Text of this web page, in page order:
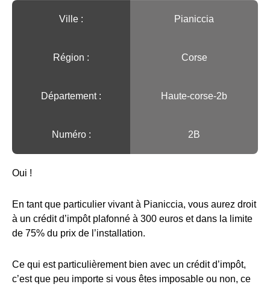
Ville :️ Pianiccia
Région :️ Corse
Département : Haute-corse-2b
Numéro : 2B
Oui !
En tant que particulier vivant à Pianiccia, vous aurez droit
à un crédit d’impôt plafonné à 300 euros et dans la limite
de 75% du prix de l’installation.
Ce qui est particulièrement bien avec un crédit d’impôt,
c’est que peu importe si vous êtes imposable ou non, ce